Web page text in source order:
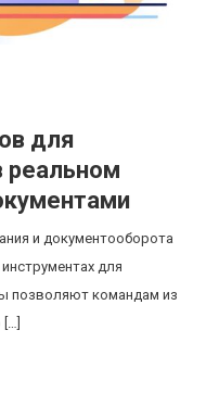
для
реальном
и документооборота
для
позволяют командам из